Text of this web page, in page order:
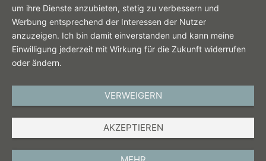
um ihre Dienste anzubieten, stetig zu verbessern und
Werbung entsprechend der Interessen der Nutzer
anzuzeigen. Ich bin damit einverstanden und kann meine
Einwilligung jederzeit mit Wirkung für die Zukunft widerrufen
oder ändern.
VERWEIGERN
AKZEPTIEREN